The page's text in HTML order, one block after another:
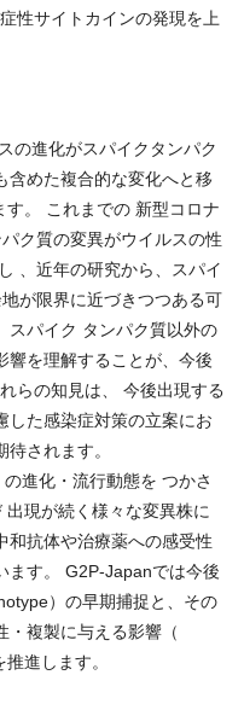
性サイトカインの発現を上
の進化がスパイクタンパク
含めた複合的な変化へと移
。 これまでの 新型コロナ
ク質の変異がウイルスの性
、近年の研究から、スパイ
が限界に近づきつつある可
スパイク タンパク質以外の
響を理解することが、今後
らの知見は、 今後出現する
した感染症対策の立案にお
されます。
進化・流行動態を つかさ
現が続く様々な変異株に
和抗体や治療薬への感受性
ます。 G2P-Japanでは今後
）の早期捕捉と、その
・複製に与える影響（
進します。